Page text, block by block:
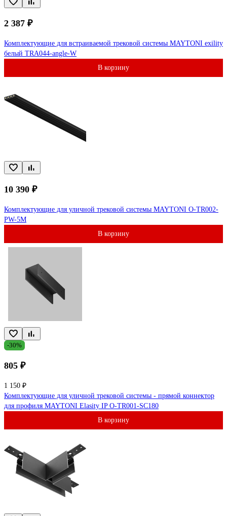
2 387 ₽
Комплектующие для встраиваемой трековой системы MAYTONI exility
белый TRA044-angle-W
В корзину
10 390 ₽
Комплектующие для уличной трековой системы MAYTONI O-TR002-
PW-5M
В корзину
-30%
805 ₽
1 150 ₽
Комплектующие для уличной трековой системы - прямой коннектор
для профиля MAYTONI Elasity IP O-TR001-SC180
В корзину